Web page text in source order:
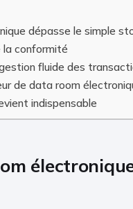
dépasse le simple
la conformité
fluide des
de data room
indispensable